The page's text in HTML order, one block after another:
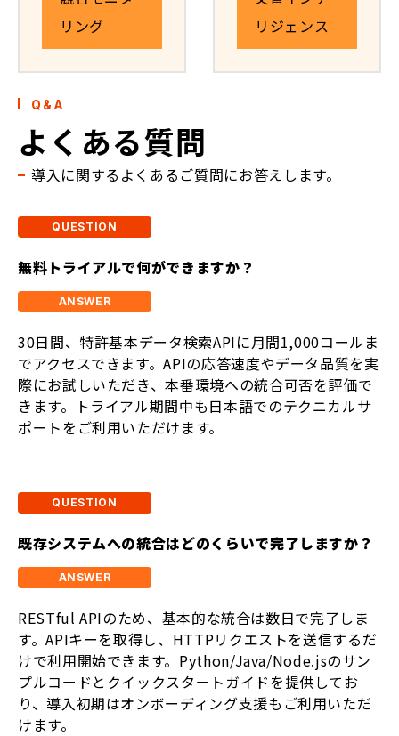
リング
リジェンス
Q&A
よくある質問
導入に関するよくあるご質問にお答えします。
無料トライアルで何ができますか？
30日間、特許基本データ検索APIに月間1,000コールま
でアクセスできます。APIの応答速度やデータ品質を実
際にお試しいただき、本番環境への統合可否を評価で
きます。トライアル期間中も日本語でのテクニカルサ
ポートをご利用いただけます。
既存システムへの統合はどのくらいで完了しますか？
RESTful APIのため、基本的な統合は数日で完了しま
す。APIキーを取得し、HTTPリクエストを送信するだ
けで利用開始できます。Python/Java/Node.jsのサン
プルコードとクイックスタートガイドを提供してお
り、導入初期はオンボーディング支援もご利用いただ
けます。